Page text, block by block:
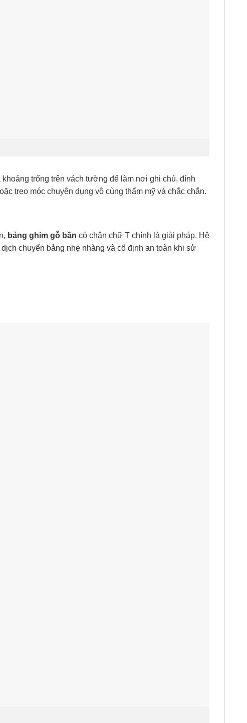
trống trên vách tường để làm nơi ghi chú, đính
treo móc chuyên dụng vô cùng thẩm mỹ và chắc chắn.
bảng ghim gỗ bần có chân chữ T chính là giải pháp. Hệ
chuyển bảng nhẹ nhàng và cố định an toàn khi sử